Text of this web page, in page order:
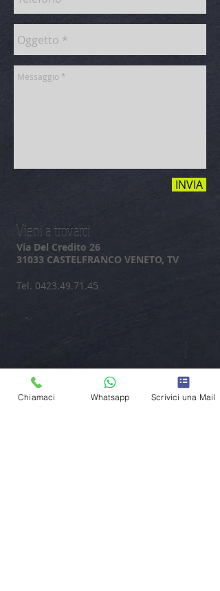
INVIA
Vieni a trovarci
Via Del Credito 26
31033 CASTELFRANCO VENETO, TV
Tel. 0423.49.71.45
Chiamaci Whatsapp Scrivici una Mail